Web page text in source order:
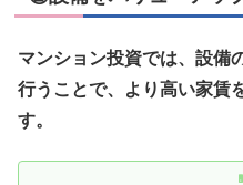
マンション投資では、設備
行うことで、より高い家賃
す。